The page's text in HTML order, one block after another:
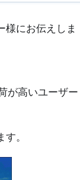
様にお伝えしま
が高いユーザー
。